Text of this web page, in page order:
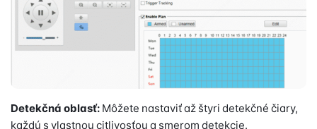
Detekčná oblasť:Môžete nastaviť až štyri detekčné čiary,
každú s vlastnou citlivosťou a smerom detekcie.